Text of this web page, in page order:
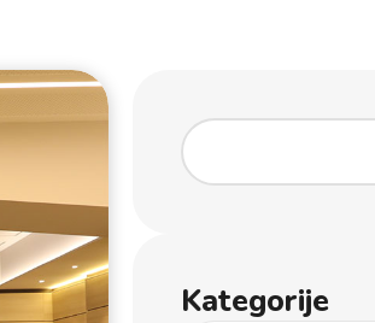
Kategorije